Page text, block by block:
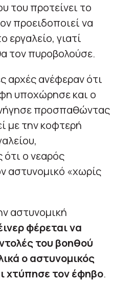
του προτείνει το
προειδοποιεί να
εργαλείο, γιατί
τον πυροβολούσε.
αρχές ανέφεραν ότι
υποχώρησε και ο
προσπαθώντας
με την κοφτερή
ο νεαρός
αστυνομικό «χωρίς
αστυνομική
φέρεται να
του βοηθού
ο αστυνομικός
χτύπησε τον έφηβο.